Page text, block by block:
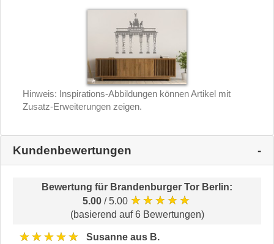
Hinweis: Inspirations-Abbildungen können Artikel mit
Zusatz-Erweiterungen zeigen.
Kundenbewertungen
Bewertung für Brandenburger Tor Berlin:
5.00 / 5.00 ★★★★★
(basierend auf 6 Bewertungen)
★★★★★
Susanne aus B.